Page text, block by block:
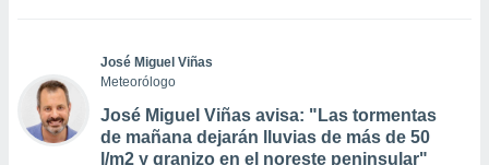
José Miguel Viñas
Meteorólogo
José Miguel Viñas avisa: "Las tormentas
de mañana dejarán lluvias de más de 50
l/m2 y granizo en el noreste peninsular"